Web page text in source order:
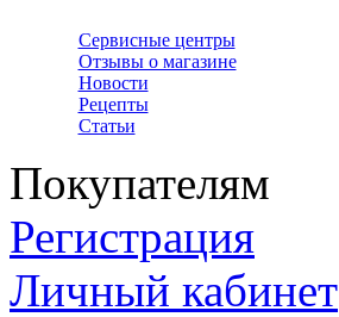
Сервисные центры
Отзывы о магазине
Новости
Рецепты
Статьи
Покупателям
Регистрация
Личный кабинет